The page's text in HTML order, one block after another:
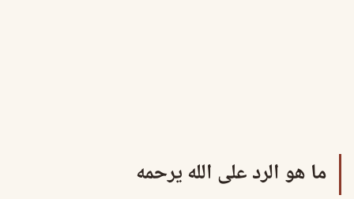
ما هو الرد على الله يرحمه